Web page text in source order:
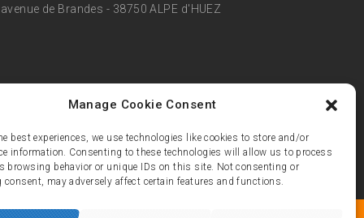
Manage Cookie Consent
best experiences, we use technologies like cookies to store and/or
information. Consenting to these technologies will allow us to process
browsing behavior or unique IDs on this site. Not consenting or
may adversely affect certain features and functions.
de Brandes - 38750 ALPE d'HUEZ